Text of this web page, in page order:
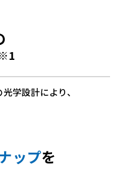
学設計により、
ップを